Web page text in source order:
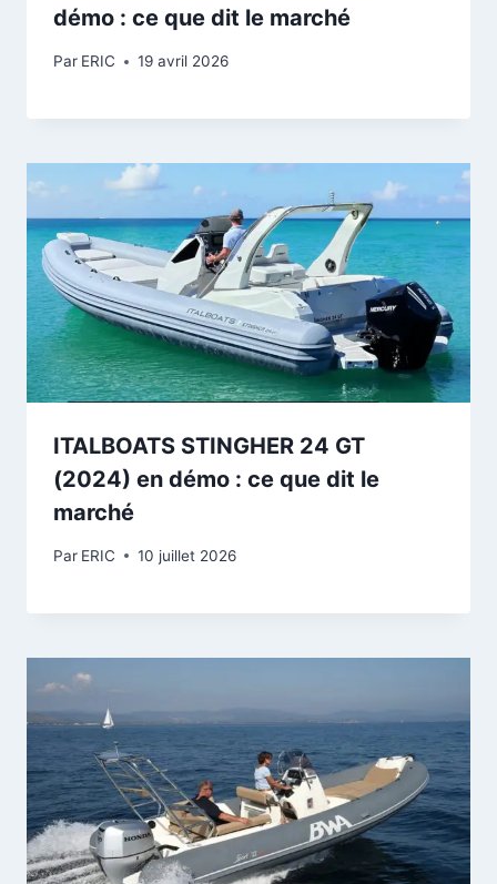
démo : ce que dit le marché
Par ERIC 19 avril 2026
ITALBOATS STINGHER 24 GT
(2024) en démo : ce que dit le
marché
Par ERIC 10 juillet 2026